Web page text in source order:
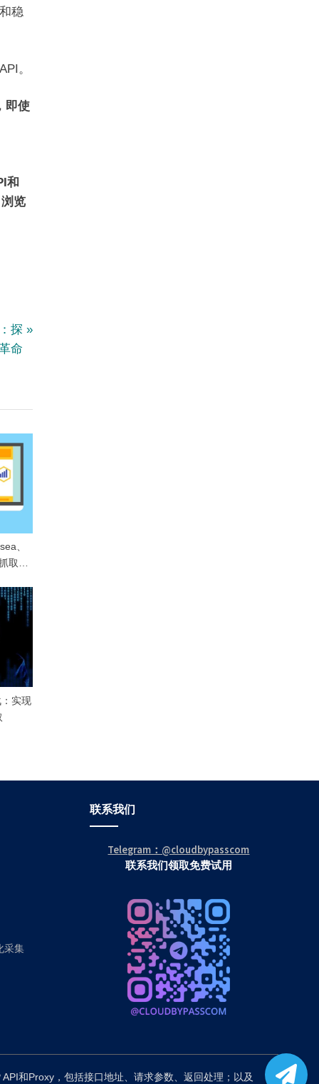
稳
。
即使
和
览
探
命
、
取无
实现
采集
联系我们
Telegram：@cloudbypasscom
联系我们领取免费试用
和Proxy，包括接口地址、请求参数、返回处理；以及